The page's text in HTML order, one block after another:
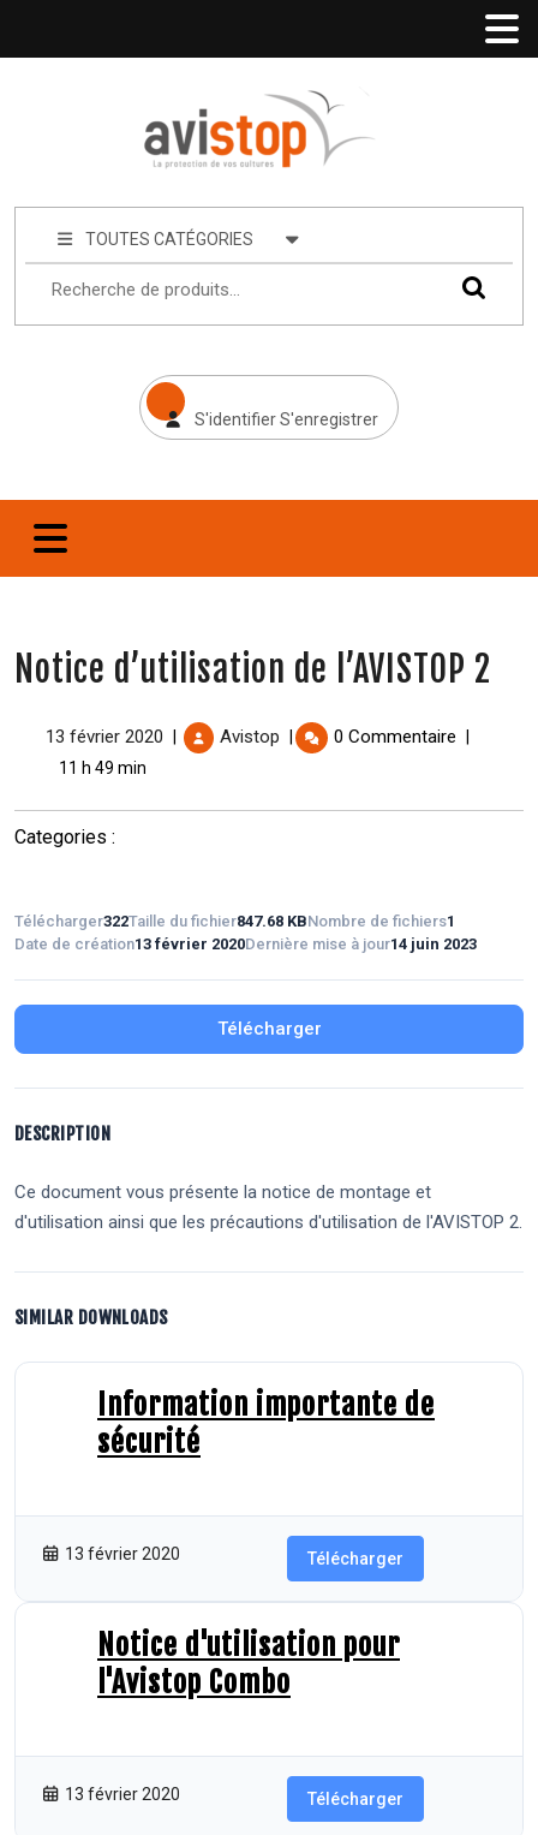
TOUTES CATÉGORIES
S'identifier S'enregistrer
Notice d’utilisation de l’AVISTOP 2
13 février 2020 Avistop | 0 Commentaire
11 h 49 min
Categories :
Télécharger322Taille du fichier847.68 KBNombre de fichiers1
Date de création13 février 2020Dernière mise à jour14 juin 2023
Télécharger
DESCRIPTION
Ce document vous présente la notice de montage et
d'utilisation ainsi que les précautions d'utilisation de l'AVISTOP 2.
SIMILAR DOWNLOADS
Information importante de
sécurité
13 février 2020 Télécharger
Notice d'utilisation pour
l'Avistop Combo
13 février 2020 Télécharger